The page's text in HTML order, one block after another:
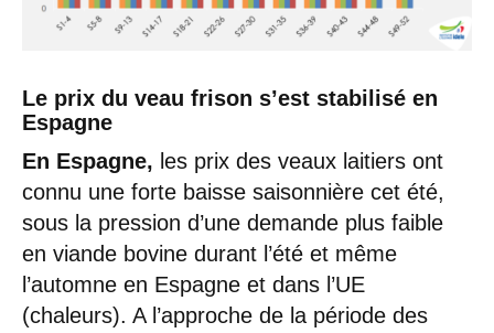
Le prix du veau frison s’est stabilisé en
Espagne
En Espagne, les prix des veaux laitiers ont
connu une forte baisse saisonnière cet été,
sous la pression d’une demande plus faible
en viande bovine durant l’été et même
l’automne en Espagne et dans l’UE
(chaleurs). A l’approche de la période des